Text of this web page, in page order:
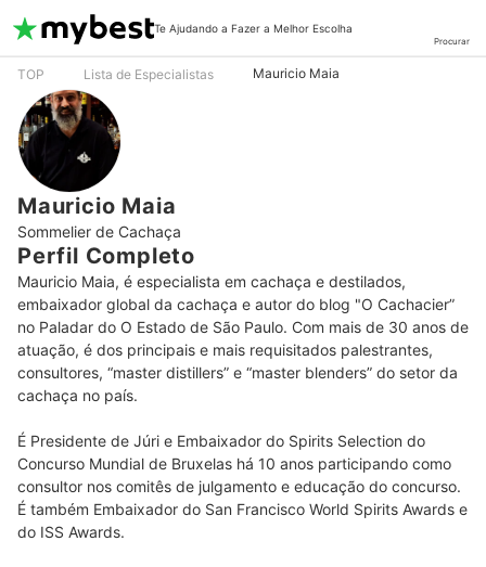
Te Ajudando a Fazer a Melhor Escolha
Procurar
TOP Lista de Especialistas Mauricio Maia
Mauricio Maia
Sommelier de Cachaça
Perfil Completo
Mauricio Maia, é especialista em cachaça e destilados,
embaixador global da cachaça e autor do blog "O Cachacier”
no Paladar do O Estado de São Paulo. Com mais de 30 anos de
atuação, é dos principais e mais requisitados palestrantes,
consultores, “master distillers” e “master blenders” do setor da
cachaça no país.
É Presidente de Júri e Embaixador do Spirits Selection do
Concurso Mundial de Bruxelas há 10 anos participando como
consultor nos comitês de julgamento e educação do concurso.
É também Embaixador do San Francisco World Spirits Awards e
do ISS Awards.